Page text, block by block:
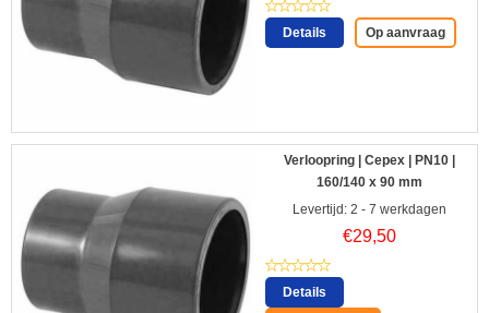
Details Op aanvraag
Verloopring | Cepex | PN10 |
160/140 x 90 mm
Levertijd: 2 - 7 werkdagen
€29,50
Details